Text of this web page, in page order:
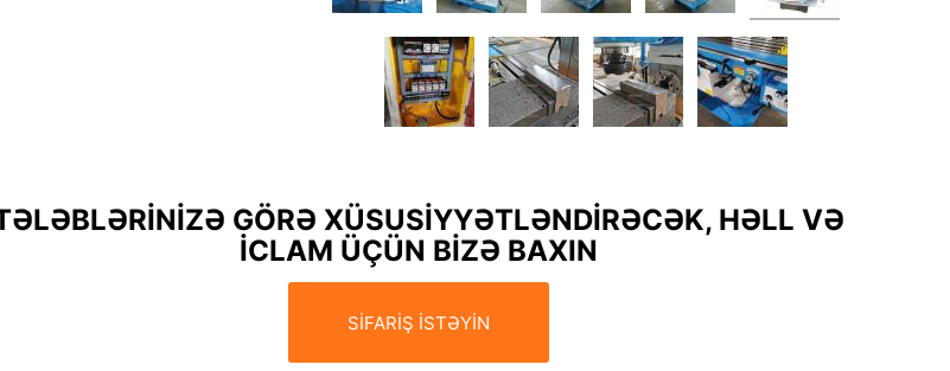
GÖRƏ XÜSUSİYYƏTLƏNDİRƏCƏK, HƏLL VƏ
İCLAM ÜÇÜN BİZƏ BAXIN
SİFARİŞ İSTƏYİN